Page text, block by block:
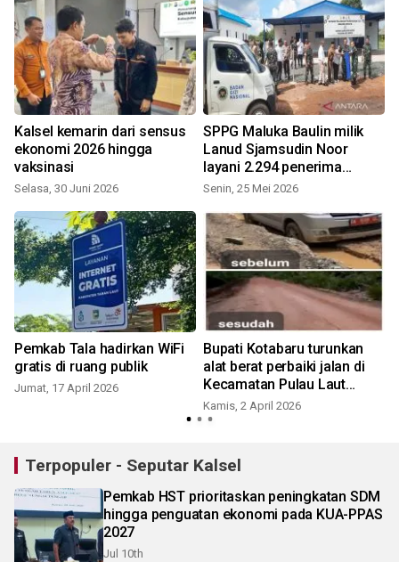
Kalsel kemarin dari sensus
ekonomi 2026 hingga
vaksinasi
Selasa, 30 Juni 2026
SPPG Maluka Baulin milik
Lanud Sjamsudin Noor
layani 2.294 penerima
manfaat termasuk B3
Senin, 25 Mei 2026
Pemkab Tala hadirkan WiFi
gratis di ruang publik
Jumat, 17 April 2026
Bupati Kotabaru turunkan
alat berat perbaiki jalan di
Kecamatan Pulau Laut
Selatan
Kamis, 2 April 2026
Terpopuler - Seputar Kalsel
Pemkab HST prioritaskan peningkatan SDM
hingga penguatan ekonomi pada KUA-PPAS
2027
Jul 10th